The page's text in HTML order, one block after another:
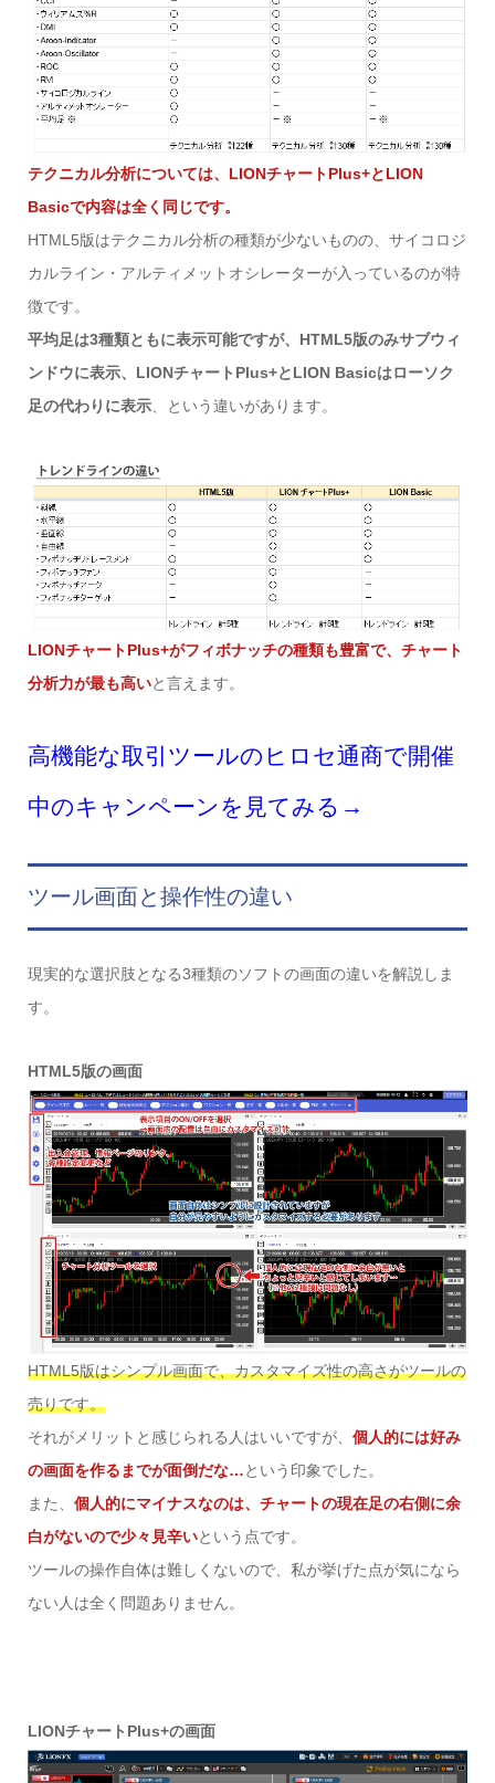
テクニカル分析については、LIONチャートPlus+とLION
Basicで内容は全く同じです。
HTML5版はテクニカル分析の種類が少ないものの、サイコロジ
カルライン・アルティメットオシレーターが入っているのが特
徴です。
平均足は3種類ともに表示可能ですが、HTML5版のみサブウィ
ンドウに表示、LIONチャートPlus+とLION Basicはローソク
足の代わりに表示、という違いがあります。
LIONチャートPlus+がフィボナッチの種類も豊富で、チャート
分析力が最も高いと言えます。
高機能な取引ツールのヒロセ通商で開催
中のキャンペーンを見てみる→
ツール画面と操作性の違い
現実的な選択肢となる3種類のソフトの画面の違いを解説しま
す。
HTML5版の画面
HTML5版はシンプル画面で、カスタマイズ性の高さがツールの
売りです。
それがメリットと感じられる人はいいですが、 個人的には好み
の画面を作るまでが面倒だな…という印象でした。
また、 個人的にマイナスなのは、チャートの現在足の右側に余
白がないので少々見辛いという点です。
ツールの操作自体は難しくないので、私が挙げた点が気になら
ない人は全く問題ありません。
LIONチャートPlus+の画面